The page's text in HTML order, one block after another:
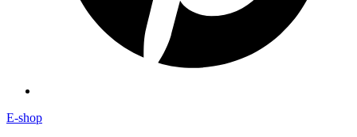
E-shop